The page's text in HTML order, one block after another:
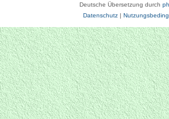
Deutsche Übersetzung durch
Datenschutz|